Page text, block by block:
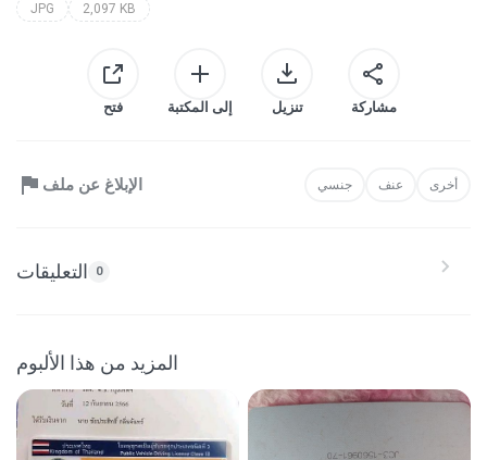
JPG 2,097 KB
فتح إلى المكتبة تنزيل مشاركة
الإبلاغ عن ملف جنسي عنف أخرى
التعليقات 0
المزيد من هذا الألبوم